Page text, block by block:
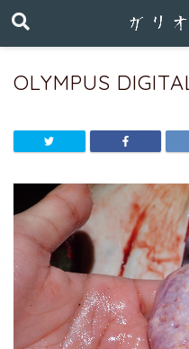
OLYMPUS